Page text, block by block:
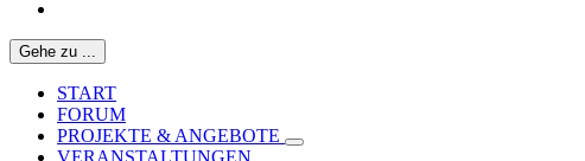
Gehe zu ...
START
FORUM
PROJEKTE & ANGEBOTE